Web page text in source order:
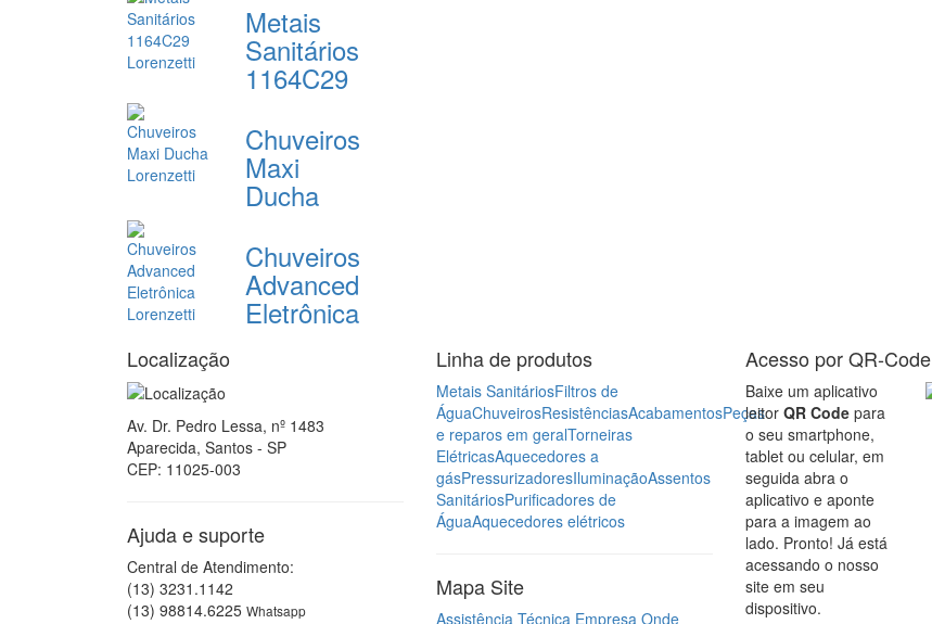
Metais
Sanitários
1164C29
Chuveiros
Maxi
Ducha
Chuveiros
Advanced
Eletrônica
Localização
Av. Dr. Pedro Lessa, nº 1483
Aparecida, Santos - SP
CEP: 11025-003
Ajuda e suporte
Central de Atendimento:
(13) 3231.1142
(13) 98814.6225 Whatsapp
Linha de produtos
Metais SanitáriosFiltros de
ÁguaChuveirosResistênciasAcabamentosPeças
e reparos em geralTorneiras
ElétricasAquecedores a
gásPressurizadoresIluminaçãoAssentos
SanitáriosPurificadores de
ÁguaAquecedores elétricos
Mapa Site
Assistência Técnica Empresa Onde
Acesso por QR-Code
Baixe um aplicativo
leitor QR Code para
o seu smartphone,
tablet ou celular, em
seguida abra o
aplicativo e aponte
para a imagem ao
lado. Pronto! Já está
acessando o nosso
site em seu
dispositivo.